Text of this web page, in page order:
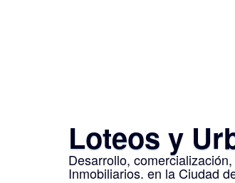
Loteos y
Desarrollo,
Inmobiliarios. en la Ciudad